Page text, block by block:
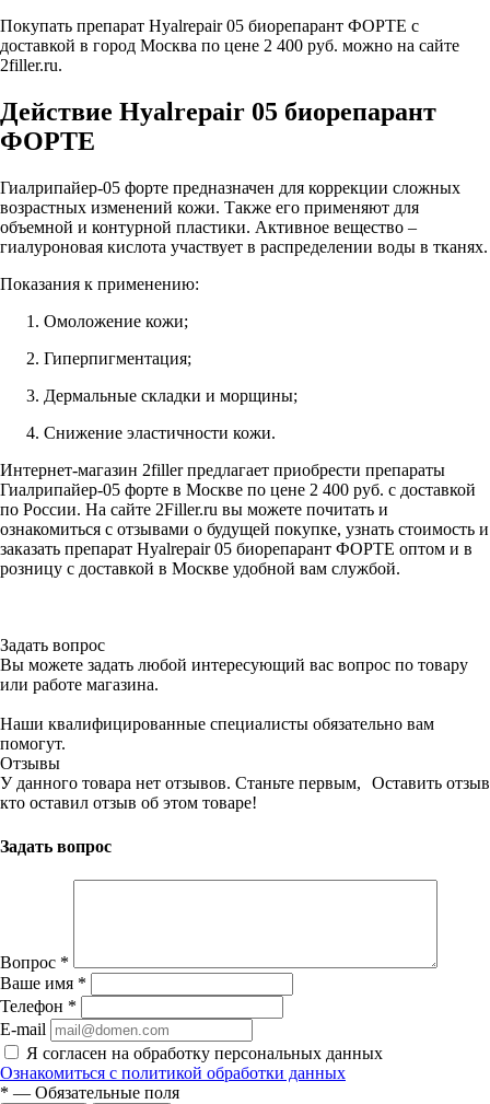
Покупать препарат Hyalrepair 05 биорепарант ФОРТЕ с
доставкой в город Москва по цене 2 400 руб. можно на сайте
2filler.ru.
Действие Hyalrepair 05 биорепарант
ФОРТЕ
Гиалрипайер-05 форте предназначен для коррекции сложных
возрастных изменений кожи. Также его применяют для
объемной и контурной пластики. Активное вещество –
гиалуроновая кислота участвует в распределении воды в тканях.
Показания к применению:
Омоложение кожи;
Гиперпигментация;
Дермальные складки и морщины;
Снижение эластичности кожи.
Интернет-магазин 2filler предлагает приобрести препараты
Гиалрипайер-05 форте в Москве по цене 2 400 руб. с доставкой
по России. На сайте 2Filler.ru вы можете почитать и
ознакомиться с отзывами о будущей покупке, узнать стоимость и
заказать препарат Hyalrepair 05 биорепарант ФОРТЕ оптом и в
розницу с доставкой в Москве удобной вам службой.
Задать вопрос
Вы можете задать любой интересующий вас вопрос по товару
или работе магазина.
Наши квалифицированные специалисты обязательно вам
помогут.
Отзывы
Оставить отзыв
У данного товара нет отзывов. Станьте первым,
кто оставил отзыв об этом товаре!
Задать вопрос
Вопрос *
Ваше имя *
Телефон *
E-mail
Я согласен на обработку персональных данных
Ознакомиться с политикой обработки данных
* — Обязательные поля